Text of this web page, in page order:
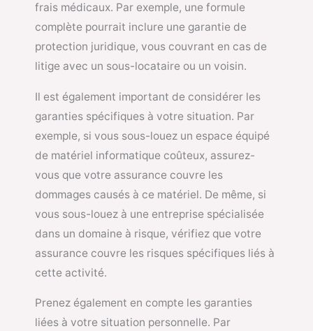
frais médicaux. Par exemple, une formule
complète pourrait inclure une garantie de
protection juridique, vous couvrant en cas de
litige avec un sous-locataire ou un voisin.
Il est également important de considérer les
garanties spécifiques à votre situation. Par
exemple, si vous sous-louez un espace équipé
de matériel informatique coûteux, assurez-
vous que votre assurance couvre les
dommages causés à ce matériel. De même, si
vous sous-louez à une entreprise spécialisée
dans un domaine à risque, vérifiez que votre
assurance couvre les risques spécifiques liés à
cette activité.
Prenez également en compte les garanties
liées à votre situation personnelle. Par